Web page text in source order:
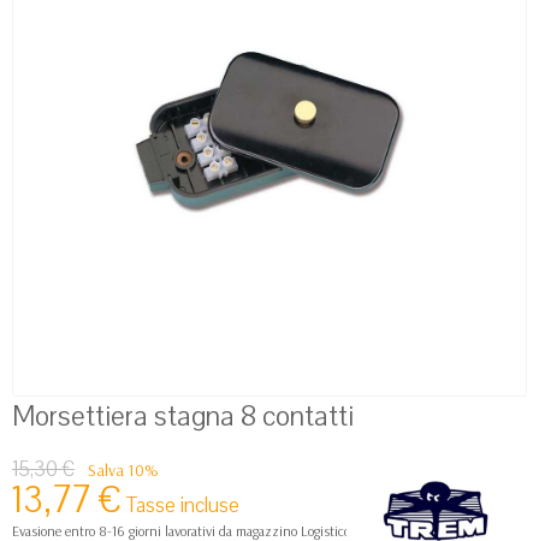
Morsettiera stagna 8 contatti
15,30 € Salva 10%
13,77 € Tasse incluse
Evasione entro 8-16 giorni lavorativi da magazzino Logistico Europa